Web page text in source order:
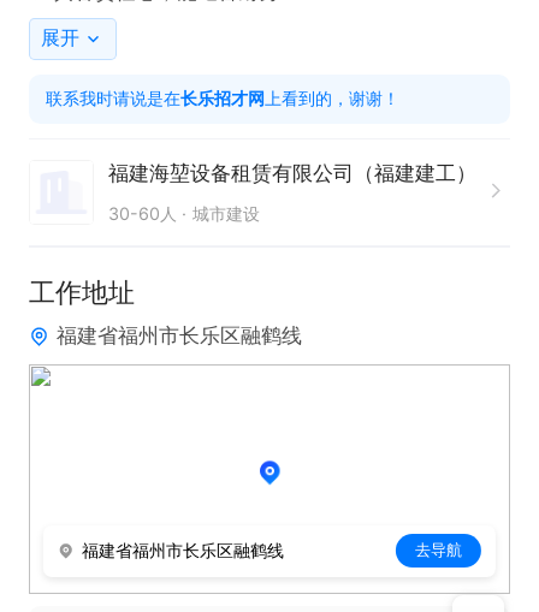
4. 有绿植养护经验者优先
面议
展开
联系我时请说是在长乐招才网 上看到的，谢谢！
福建海堃设备租赁有限公司（福建建工）
30-60人 城市建设
工作地址
福建省福州市长乐区融鹤线
福建省福州市长乐区融鹤线 去导航